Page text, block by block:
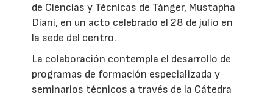
de Ciencias y Técnicas de Tánger, Mustapha
Diani, en un acto celebrado el 28 de julio en
la sede del centro.
La colaboración contempla el desarrollo de
programas de formación especializada y
seminarios técnicos a través de la Cátedra